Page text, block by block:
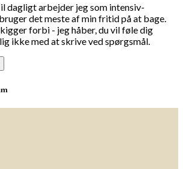
dagligt arbejder jeg som intensiv-
det meste af min fritid på at bage.
forbi - jeg håber, du vil føle dig
ikke med at skrive ved spørgsmål.